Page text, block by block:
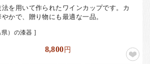
を用いて作られたワインカップです。カ
かで、贈り物にも最適な一品。
）の漆器 ]
8,800円